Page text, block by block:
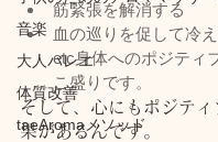
音楽
大人バレエ
体質改善
taeAromaメソッド
筋緊張を解消する
血の巡りを促して冷え
etc身体へのポジティ
こ盛りです。
そして、心にもポジテ
果があるんです。